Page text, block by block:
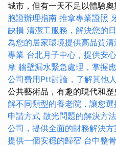
城市，但有一天不足以體驗奧
胞證辦理指南 推拿專業證照
缺損 清潔工服務，解決您的
為您的居家環境提供高品質清
專業 台北月子中心，提供安
摩 牆壁漏水緊急處理，掌握
公司費用Ptt討論，了解其他
公共藝術品，有趣的現代和
解不同類型的養老院，讓您選
申請方式 散光問題的解決方
公司，提供全面的財務解決方
提供一個安穩的歸宿 台中整